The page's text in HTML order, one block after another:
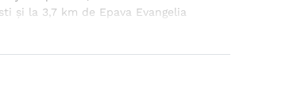
și la 3,7 km de Epava Evangelia